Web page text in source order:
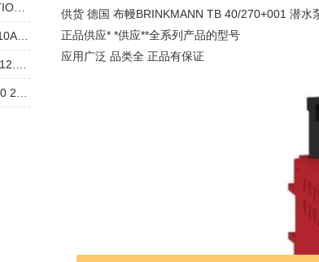
供货 德国 布幔BRINKMANN TB 40/270+001 潜水
正品供应* *供应**全系列产品的型号
应用广泛 品类全 正品有保证
涨知识！低压伺服电机 —— BAUR MOTION CONTROL SM224L 步进电机
涨知识！电工常见基础知识 —— atas K10A6-00 测速电机